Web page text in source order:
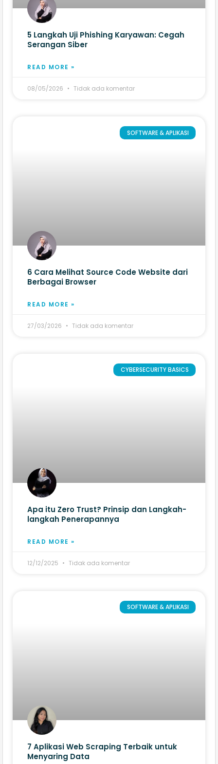
5 Langkah Uji Phishing Karyawan: Cegah
Serangan Siber
READ MORE »
08/05/2026 Tidak ada komentar
SOFTWARE & APLIKASI
6 Cara Melihat Source Code Website​ dari
Berbagai Browser
READ MORE »
27/03/2026 Tidak ada komentar
CYBERSECURITY BASICS
Apa itu Zero Trust? Prinsip dan Langkah-
langkah Penerapannya
READ MORE »
12/12/2025 Tidak ada komentar
SOFTWARE & APLIKASI
7 Aplikasi Web Scraping​ Terbaik untuk
Menyaring Data